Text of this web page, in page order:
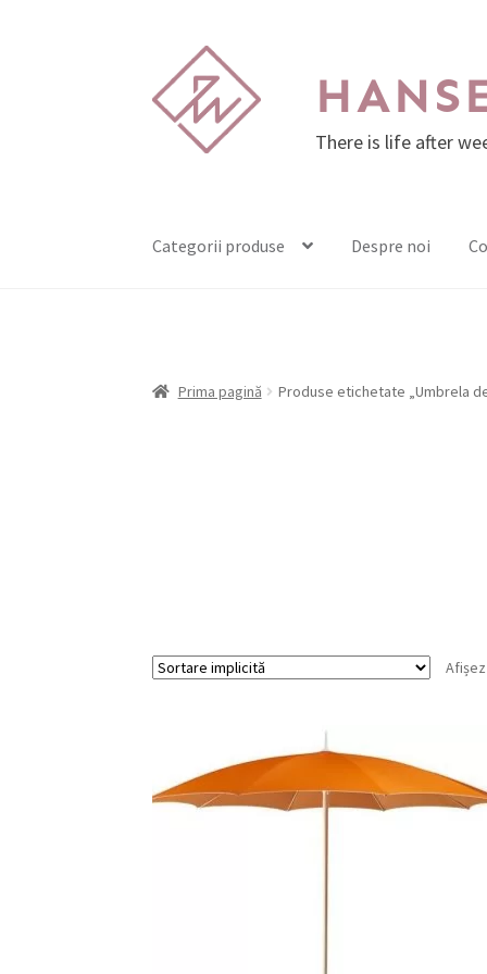
la
navigare
la
conținut
There is life after
Categorii produse Despre noi
Prima pagină Produse etichetate „Umbrela